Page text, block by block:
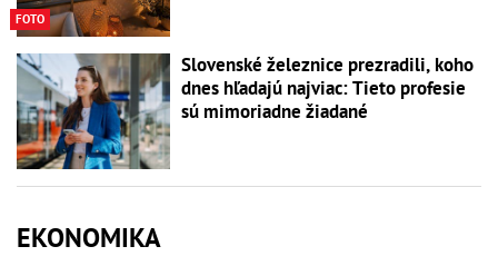
FOTO
Slovenské železnice prezradili, koho
dnes hľadajú najviac: Tieto profesie
sú mimoriadne žiadané
EKONOMIKA